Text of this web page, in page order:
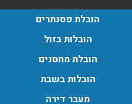
הובלת פסנתרים
הובלות בזול
הובלת מחסנים
הובלות בשבת
מעבר דירה